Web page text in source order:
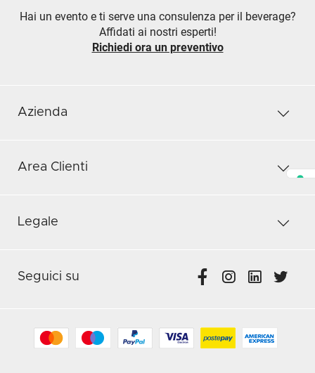
Hai un evento e ti serve una consulenza per il beverage?
Affidati ai nostri esperti!
Richiedi ora un preventivo
Azienda
Area Clienti
Legale
Seguici su